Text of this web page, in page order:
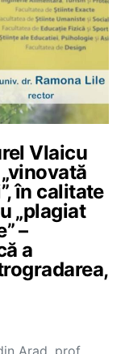
Vlaicu
în calitate
„plagiat
–
a
Arad, prof.